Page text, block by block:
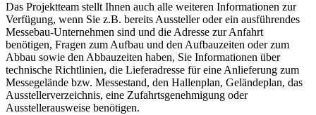
Das Projektteam stellt Ihnen auch alle weiteren Informationen zur
Verfügung, wenn Sie z.B. bereits Aussteller oder ein ausführendes
Messebau-Unternehmen sind und die Adresse zur Anfahrt
benötigen, Fragen zum Aufbau und den Aufbauzeiten oder zum
Abbau sowie den Abbauzeiten haben, Sie Informationen über
technische Richtlinien, die Lieferadresse für eine Anlieferung zum
Messegelände bzw. Messestand, den Hallenplan, Geländeplan, das
Ausstellerverzeichnis, eine Zufahrtsgenehmigung oder
Ausstellerausweise benötigen.